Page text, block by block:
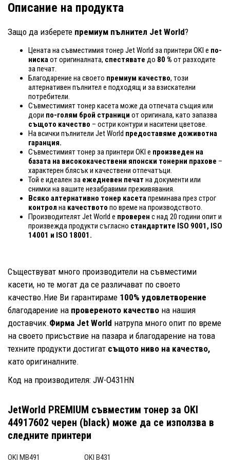
Описание на продукта
Защо да изберете премиум пълнител Jet World?
Цената на съвместимия тонер Jet World за принтери OKI е по-
нискаот оригиналната, спестявате до 80 % от разходите
за печат.
Благодарение на своето премиум качество, този
алтернативен пълнител е подходящ и за взискателни
потребители.
Съвместимият тонер касета може да отпечата същия или
дори по-голям брой страници от оригинала, като запазва
същото качество – остри контури и наситени цветове.
На всички пълнители Jet World предоставяме доживотна
гаранция.
Съвместимият тонер за принтери OKI е произведен на
базата на висококачествени японски тонерни прахове –
характерен блясък и качествени отпечатъци.
Той е идеален за ежедневен печат на документи или
снимки на вашите незабравими преживявания.
Всяко алтернативно тонер касетапреминава през строг
контрол на качеството по време на производството.
Производителят Jet World е проверен с над 20 години опит и
произвежда продукти съгласно стандартите ISO 9001, ISO
14001 и ISO 18001.
Съществуват много производители на съвместими
касети, но те могат да се различават по своето
качество.Ние Ви гарантираме 100% удовлетворение
благодарение на провереното качество на нашия
доставчик.Фирма Jet World натрупа много опит по време
на своето присъствие на пазара и благодарение на това
техните продукти достигат същото ниво на качество,
като оригиналните.
Код на производителя: JW-O431HN
JetWorld PREMIUM съвместим тонер за OKI
44917602 черен (black) може да се използва в
следните принтери
OKI MB491 OKI B431